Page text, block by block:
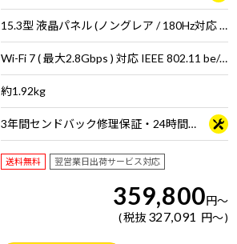
15.3型 液晶パネル (ノングレア / 180Hz対応 / アスペクト比16:10)
Wi-Fi 7 ( 最大2.8Gbps ) 対応 IEEE 802.11 be/ax/ac/a/b/g/n準拠 ＋ Bluetooth 5内蔵
約1.92kg
3年間センドバック修理保証・24時間×365日電話サポート
送料無料 翌営業日出荷サービス対応
359,800円～
税抜 327,091 円～